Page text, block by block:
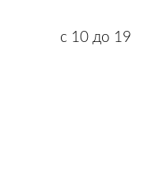
с 10 до 19